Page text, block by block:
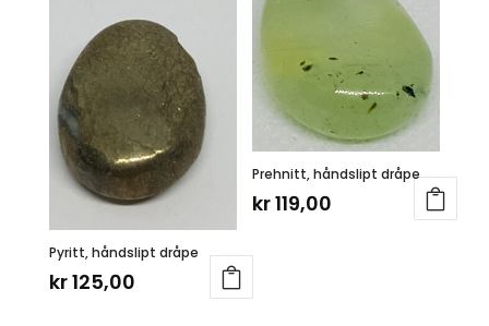
Pyritt, håndslipt dråpe
kr125,00
Prehnitt, håndslipt dråpe
kr119,00